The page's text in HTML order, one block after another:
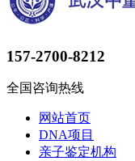
157-2700-8212
全国咨询热线
网站首页
DNA项目
亲子鉴定机构